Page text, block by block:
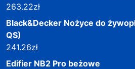
263.22zł
Black&Decker Nożyce do
QS)
241.26zł
Edifier NB2 Pro beżowe